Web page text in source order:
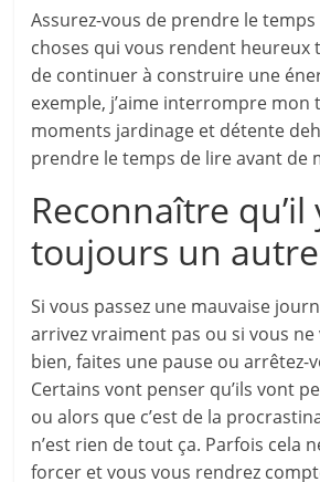
Assurez-vous de prendre le temps
choses qui vous rendent heureux
de continuer à construire une
exemple, j’aime interrompre mon
moments jardinage et détente
prendre le temps de lire avant de
Reconnaître qu’il
toujours un
Si vous passez une mauvaise
arrivez vraiment pas ou si vous ne
bien, faites une pause ou arrêtez-
Certains vont penser qu’ils vont
ou alors que c’est de la
n’est rien de tout ça. Parfois cela
forcer et vous vous rendrez